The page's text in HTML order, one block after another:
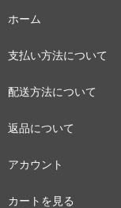
ホーム
支払い方法について
配送方法について
返品について
アカウント
カートを見る